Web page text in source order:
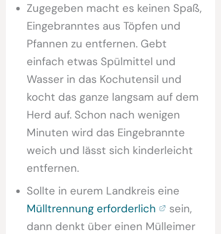
Zugegeben macht es keinen Spaß,
Eingebranntes aus Töpfen und
Pfannen zu entfernen. Gebt
einfach etwas Spülmittel und
Wasser in das Kochutensil und
kocht das ganze langsam auf dem
Herd auf. Schon nach wenigen
Minuten wird das Eingebrannte
weich und lässt sich kinderleicht
entfernen.
Sollte in eurem Landkreis eine
Mülltrennung erforderlich
sein,
dann denkt über einen Mülleimer